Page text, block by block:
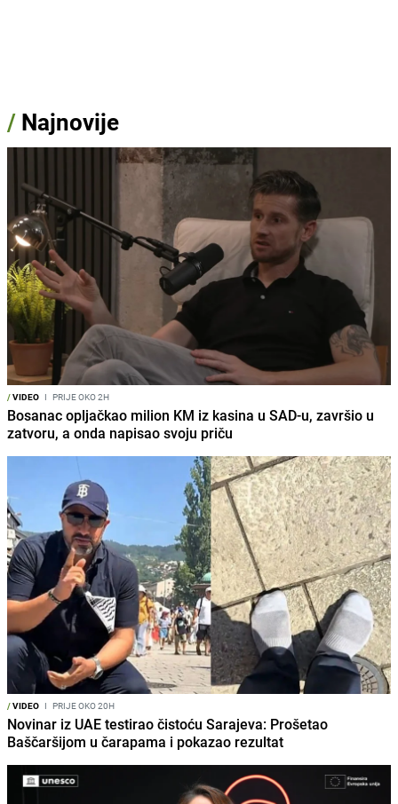
/ Najnovije
/VIDEO I PRIJE OKO 2H
Bosanac opljačkao milion KM iz kasina u SAD-u, završio u
zatvoru, a onda napisao svoju priču
/VIDEO I PRIJE OKO 20H
Novinar iz UAE testirao čistoću Sarajeva: Prošetao
Baščaršijom u čarapama i pokazao rezultat